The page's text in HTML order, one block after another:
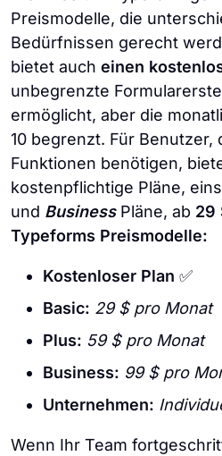
Preismodelle, die
Bedürfnissen gerecht
bietet auch einen
unbegrenzte
ermöglicht, aber die
10 begrenzt. Für Benutzer,
Funktionen benötigen,
kostenpflichtige Pläne,
und BusinessPläne, ab 29
Typeforms Preismodelle:
Kostenloser Plan ✅
Basic: 29 $ pro Monat
Plus: 59 $ pro Monat
Business: 99 $ pro
Unternehmen:
Wenn Ihr Team